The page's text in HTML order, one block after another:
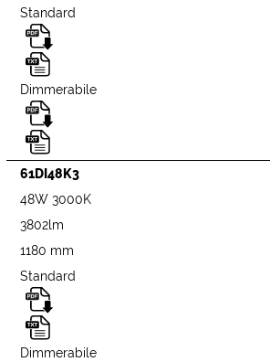
Standard
Dimmerabile
61DI48K3
48W 3000K
3802lm
1180 mm
Standard
Dimmerabile